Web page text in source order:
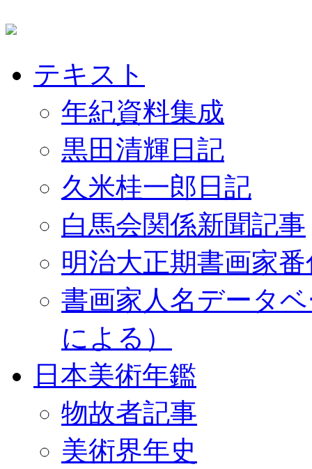
テキスト
年紀資料集成
黒田清輝日記
久米桂一郎日記
白馬会関係新聞記事
明治大正期書画家
書画家人名データ
による）
日本美術年鑑
物故者記事
美術界年史